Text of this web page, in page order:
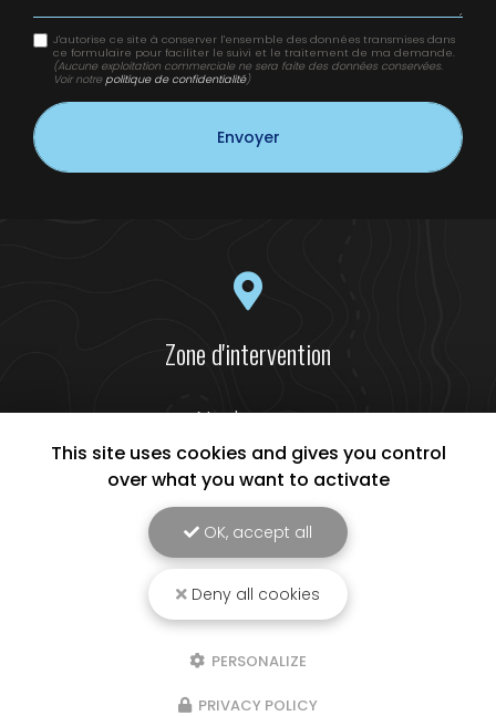
J'autorise ce site à conserver l'ensemble des données transmises dans
ce formulaire pour faciliter le suivi et le traitement de ma demande.
(Aucune exploitation commerciale ne sera faite des données conservées.
Voir notre politique de confidentialité)
Zone d'intervention
Narbonne
Béziers
Lézignan-Corbières
Et le secteur...
LR ECO ENERGIES, Entreprise de panneaux solaires à Narbonne
Mentions légales
Liens utiles
Demande de Devis
This site uses cookies and gives you control
over what you want to activate
OK, accept all
Deny all cookies
PERSONALIZE
PRIVACY POLICY